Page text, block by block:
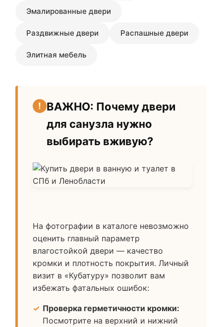
Эмалированные двери
Раздвижные двери Распашные двери
Элитная мебель
ВАЖНО: Почему двери
для санузла нужно
выбирать вживую?
На фотографии в каталоге невозможно
оценить главный параметр
влагостойкой двери — качество
кромки и плотность покрытия. Личный
визит в «Кубатуру» позволит вам
избежать фатальных ошибок:
Проверка герметичности кромки:
Посмотрите на верхний и нижний